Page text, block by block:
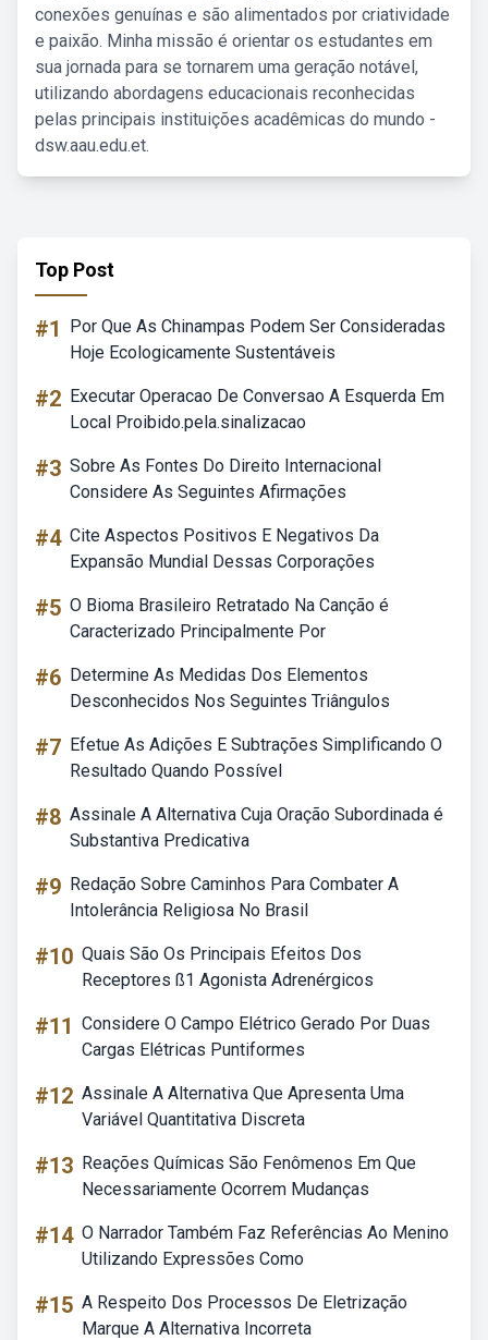
conexões genuínas e são alimentados por criatividade
e paixão. Minha missão é orientar os estudantes em
sua jornada para se tornarem uma geração notável,
utilizando abordagens educacionais reconhecidas
pelas principais instituições acadêmicas do mundo -
dsw.aau.edu.et.
Top Post
#1
Por Que As Chinampas Podem Ser Consideradas
Hoje Ecologicamente Sustentáveis
#2 Executar Operacao De Conversao A Esquerda Em
Local Proibido.pela.sinalizacao
#3 Sobre As Fontes Do Direito Internacional
Considere As Seguintes Afirmações
#4 Cite Aspectos Positivos E Negativos Da
Expansão Mundial Dessas Corporações
#5 O Bioma Brasileiro Retratado Na Canção é
Caracterizado Principalmente Por
#6 Determine As Medidas Dos Elementos
Desconhecidos Nos Seguintes Triângulos
#7 Efetue As Adições E Subtrações Simplificando O
Resultado Quando Possível
#8 Assinale A Alternativa Cuja Oração Subordinada é
Substantiva Predicativa
#9 Redação Sobre Caminhos Para Combater A
Intolerância Religiosa No Brasil
#10 Quais São Os Principais Efeitos Dos
Receptores ß1 Agonista Adrenérgicos
#11 Considere O Campo Elétrico Gerado Por Duas
Cargas Elétricas Puntiformes
#12 Assinale A Alternativa Que Apresenta Uma
Variável Quantitativa Discreta
#13 Reações Químicas São Fenômenos Em Que
Necessariamente Ocorrem Mudanças
#14 O Narrador Também Faz Referências Ao Menino
Utilizando Expressões Como
#15 A Respeito Dos Processos De Eletrização
Marque A Alternativa Incorreta